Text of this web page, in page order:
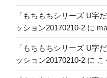
「もちもちシリーズ U字
ッション20170210-2 に
「もちもちシリーズ U字
ッション20170210-2 に こ